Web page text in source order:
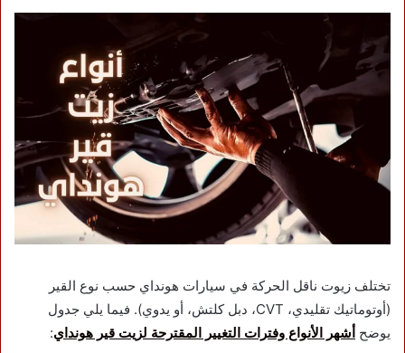
تختلف زيوت ناقل الحركة في سيارات هونداي حسب نوع القير
(أوتوماتيك تقليدي، CVT، دبل كلتش، أو يدوي). فيما يلي جدول
يوضح أشهر الأنواع وفترات التغيير المقترحة لزيت قير هونداي: